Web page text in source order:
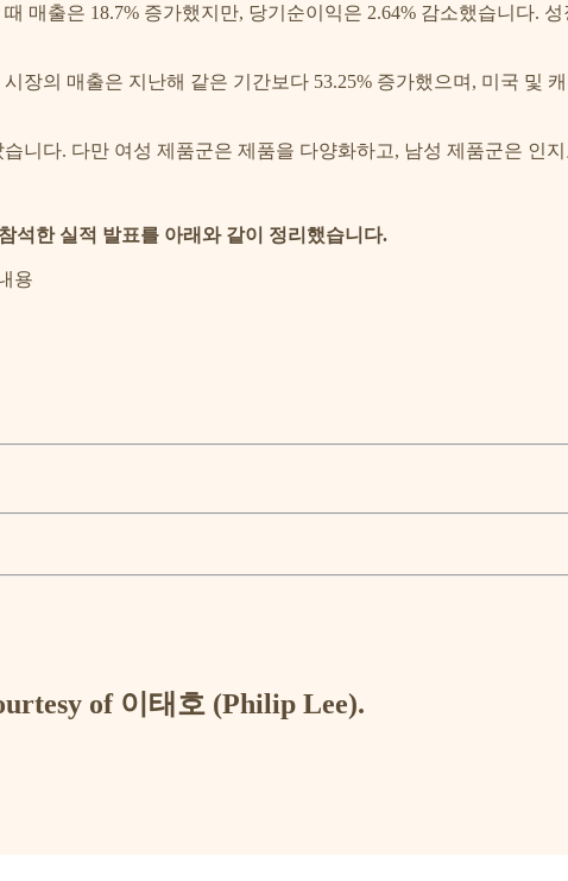
매출은 18.7% 증가했지만, 당기순이익은 2.64% 감소했습니다.
장의 매출은 지난해 같은 기간보다 53.25% 증가했으며, 미국 및
니다. 다만 여성 제품군은 제품을 다양화하고, 남성 제품군은 인
석한 실적 발표를 아래와 같이 정리했습니다.
용
of 이태호 (Philip Lee).